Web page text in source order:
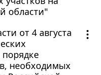
области"
от 4 августа
порядке
необходимых